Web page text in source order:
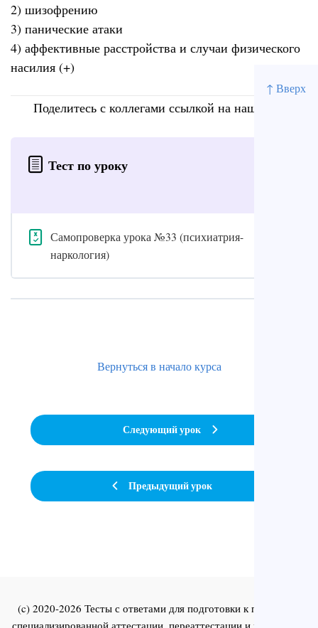
↑ Вверх
2) шизофрению
3) панические атаки
4) аффективные расстройства и случаи физического
насилия (+)
Поделитесь с коллегами ссылкой на наш сайт
Тест по уроку
Самопроверка урока №33 (психиатрия-
наркология)
Предыдущий урок
Вернуться в начало курса
Следующий урок
(c) 2020-2026 Тесты с ответами для подготовки к первичной
специализированной аттестации, переаттестации и повышения